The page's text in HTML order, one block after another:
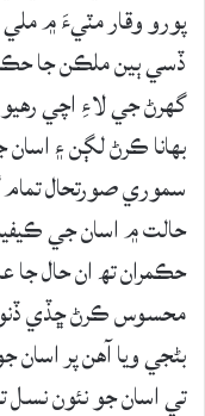
پورو وقار مٽيءَ ۾
ڏسي ٻين ملڪن جا
گھرڻ جي لاءِ اچي
بھانا ڪرڻ لڳن ۽
سموري صورتحال
حالت ۾ اسان جي
حڪمران تھ ان حال جا
محسوس ڪرڻ ڇڏي
بڻجي ويا آھن پر
تي اسان جو نئون نسل